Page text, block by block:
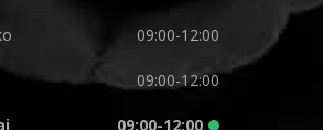
09:00-12:00
09:00-12:00
09:00-12:00